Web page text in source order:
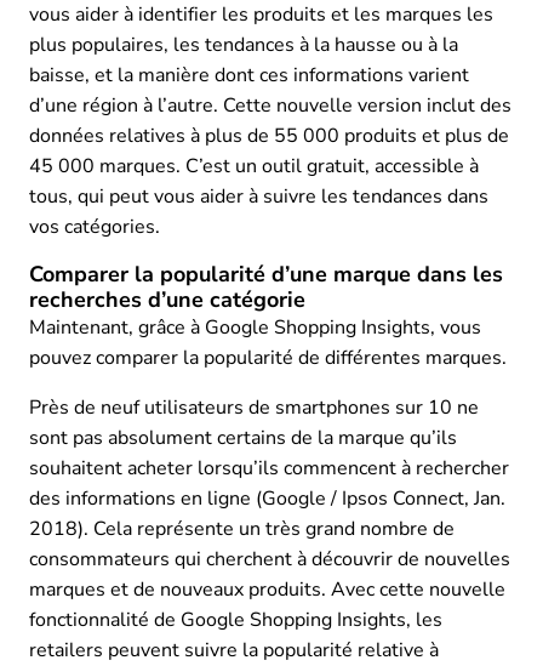
vous aider à identifier les produits et les marques les
plus populaires, les tendances à la hausse ou à la
baisse, et la manière dont ces informations varient
d’une région à l’autre. Cette nouvelle version inclut des
données relatives à plus de 55 000 produits et plus de
45 000 marques. C’est un outil gratuit, accessible à
tous, qui peut vous aider à suivre les tendances dans
vos catégories.
Comparer la popularité d’une marque dans les
recherches d’une catégorie
Maintenant, grâce à Google Shopping Insights, vous
pouvez comparer la popularité de différentes marques.
Près de neuf utilisateurs de smartphones sur 10 ne
sont pas absolument certains de la marque qu’ils
souhaitent acheter lorsqu’ils commencent à rechercher
des informations en ligne (Google / Ipsos Connect, Jan.
2018). Cela représente un très grand nombre de
consommateurs qui cherchent à découvrir de nouvelles
marques et de nouveaux produits. Avec cette nouvelle
fonctionnalité de Google Shopping Insights, les
retailers peuvent suivre la popularité relative à